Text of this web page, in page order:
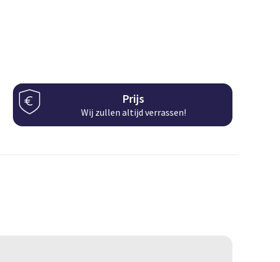
Prijs
Wij zullen altijd verrassen!